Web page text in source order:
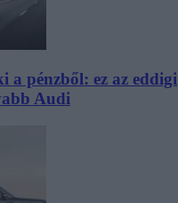
a pénzből: ez az eddigi
Audi